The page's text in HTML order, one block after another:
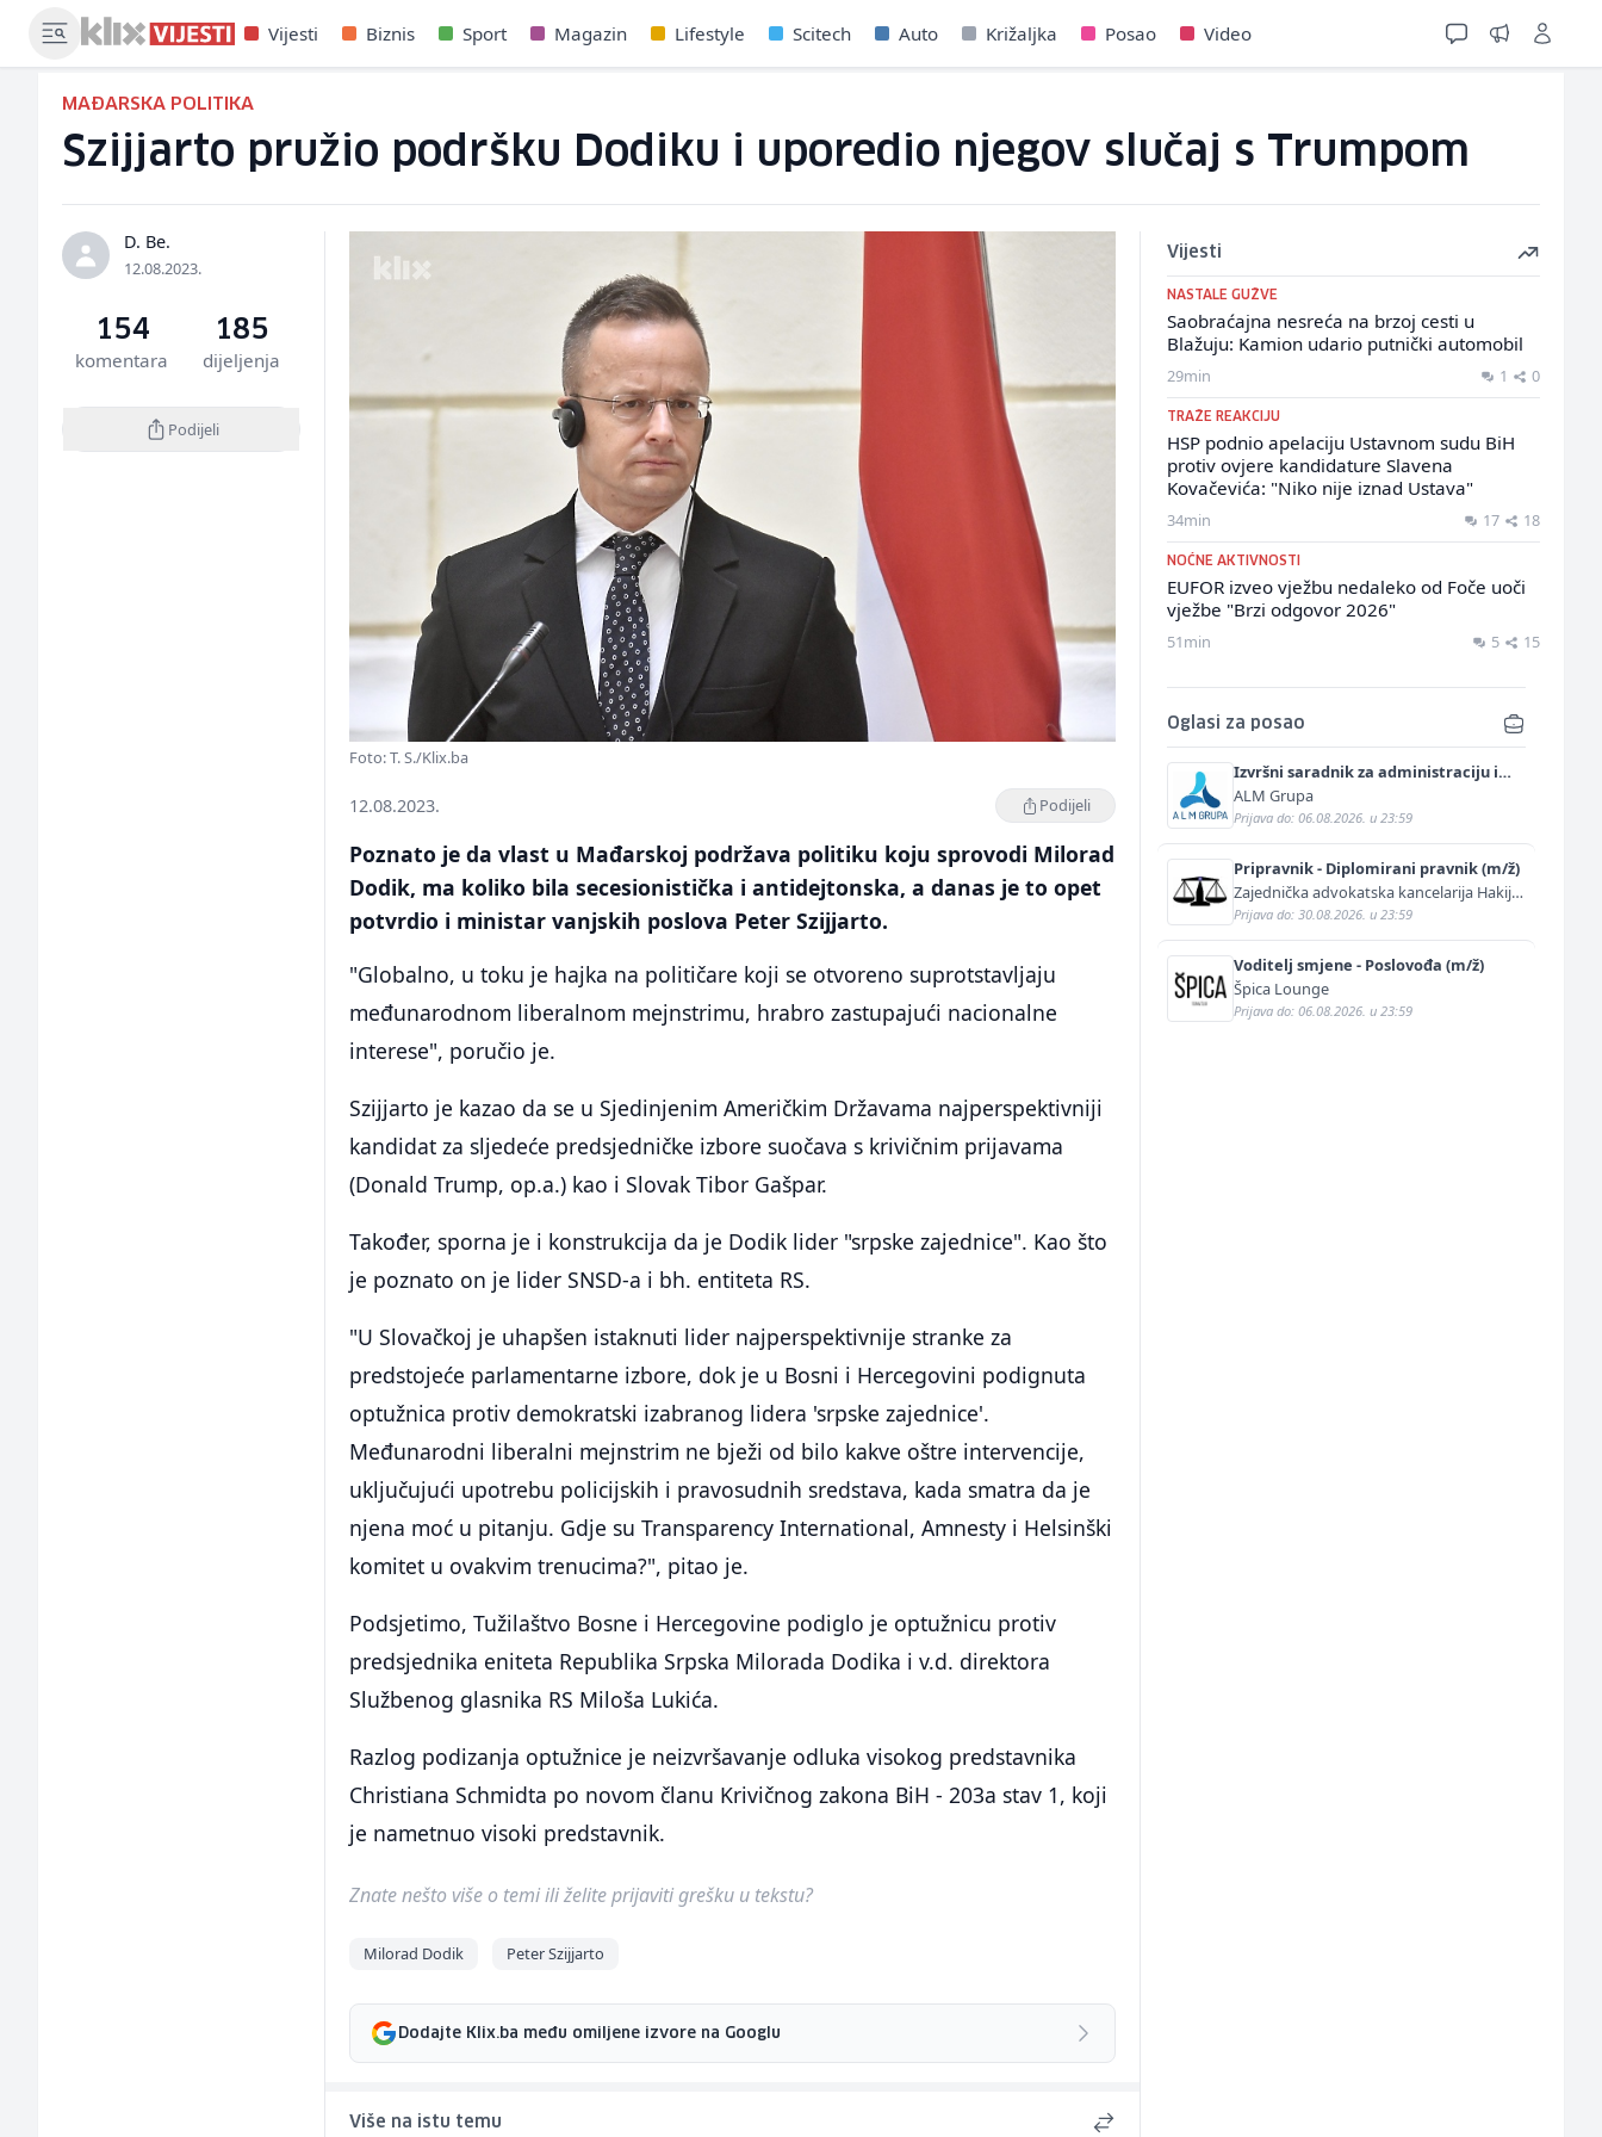
Vijesti Biznis Sport Magazin Lifestyle Scitech Auto Križaljka Posao Video
MAĐARSKA POLITIKA
Szijjarto pružio podršku Dodiku i uporedio njegov slučaj s Trumpom
D. Be.
12.08.2023.
154
komentara
185
dijeljenja
Podijeli
Foto: T. S./Klix.ba
12.08.2023. Podijeli
Poznato je da vlast u Mađarskoj podržava politiku koju sprovodi Milorad
Dodik, ma koliko bila secesionistička i antidejtonska, a danas je to opet
potvrdio i ministar vanjskih poslova Peter Szijjarto.
"Globalno, u toku je hajka na političare koji se otvoreno suprotstavljaju
međunarodnom liberalnom mejnstrimu, hrabro zastupajući nacionalne
interese", poručio je.
Szijjarto je kazao da se u Sjedinjenim Američkim Državama najperspektivniji
kandidat za sljedeće predsjedničke izbore suočava s krivičnim prijavama
(Donald Trump, op.a.) kao i Slovak Tibor Gašpar.
Također, sporna je i konstrukcija da je Dodik lider "srpske zajednice". Kao što
je poznato on je lider SNSD-a i bh. entiteta RS.
"U Slovačkoj je uhapšen istaknuti lider najperspektivnije stranke za
predstojeće parlamentarne izbore, dok je u Bosni i Hercegovini podignuta
optužnica protiv demokratski izabranog lidera 'srpske zajednice'.
Međunarodni liberalni mejnstrim ne bježi od bilo kakve oštre intervencije,
uključujući upotrebu policijskih i pravosudnih sredstava, kada smatra da je
njena moć u pitanju. Gdje su Transparency International, Amnesty i Helsinški
komitet u ovakvim trenucima?", pitao je.
Podsjetimo, Tužilaštvo Bosne i Hercegovine podiglo je optužnicu protiv
predsjednika eniteta Republika Srpska Milorada Dodika i v.d. direktora
Službenog glasnika RS Miloša Lukića.
Razlog podizanja optužnice je neizvršavanje odluka visokog predstavnika
Christiana Schmidta po novom članu Krivičnog zakona BiH - 203a stav 1, koji
je nametnuo visoki predstavnik.
Znate nešto više o temi ili želite prijaviti grešku u tekstu?
Milorad Dodik Peter Szijjarto
Dodajte Klix.ba među omiljene izvore na Googlu
Više na istu temu
Vijesti
NASTALE GUŽVE
Saobraćajna nesreća na brzoj cesti u
Blažuju: Kamion udario putnički automobil
29min 1 0
TRAŽE REAKCIJU
HSP podnio apelaciju Ustavnom sudu BiH
protiv ovjere kandidature Slavena
Kovačevića: "Niko nije iznad Ustava"
34min 17 18
NOĆNE AKTIVNOSTI
EUFOR izveo vježbu nedaleko od Foče uoči
vježbe "Brzi odgovor 2026"
51min 5 15
Oglasi za posao
Izvršni saradnik za administraciju i
marketing (m/ž)
ALM Grupa
Prijava do: 06.08.2026. u 23:59
Pripravnik - Diplomirani pravnik (m/ž)
Zajednička advokatska kancelarija Hakija
Kurtović i Adis Kurtović
Prijava do: 30.08.2026. u 23:59
Voditelj smjene - Poslovođa (m/ž)
Špica Lounge
Prijava do: 06.08.2026. u 23:59